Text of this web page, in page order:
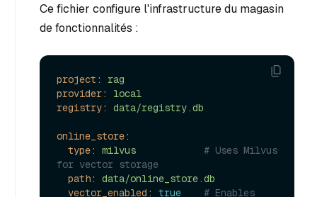
Ce fichier configure l'infrastructure du magasin
de fonctionnalités :
project:
rag
provider:
local
registry:
data/registry.db
online_store:
type:
milvus
# Uses Milvus
for vector storage
path:
data/online_store.db
vector_enabled:
true
# Enables